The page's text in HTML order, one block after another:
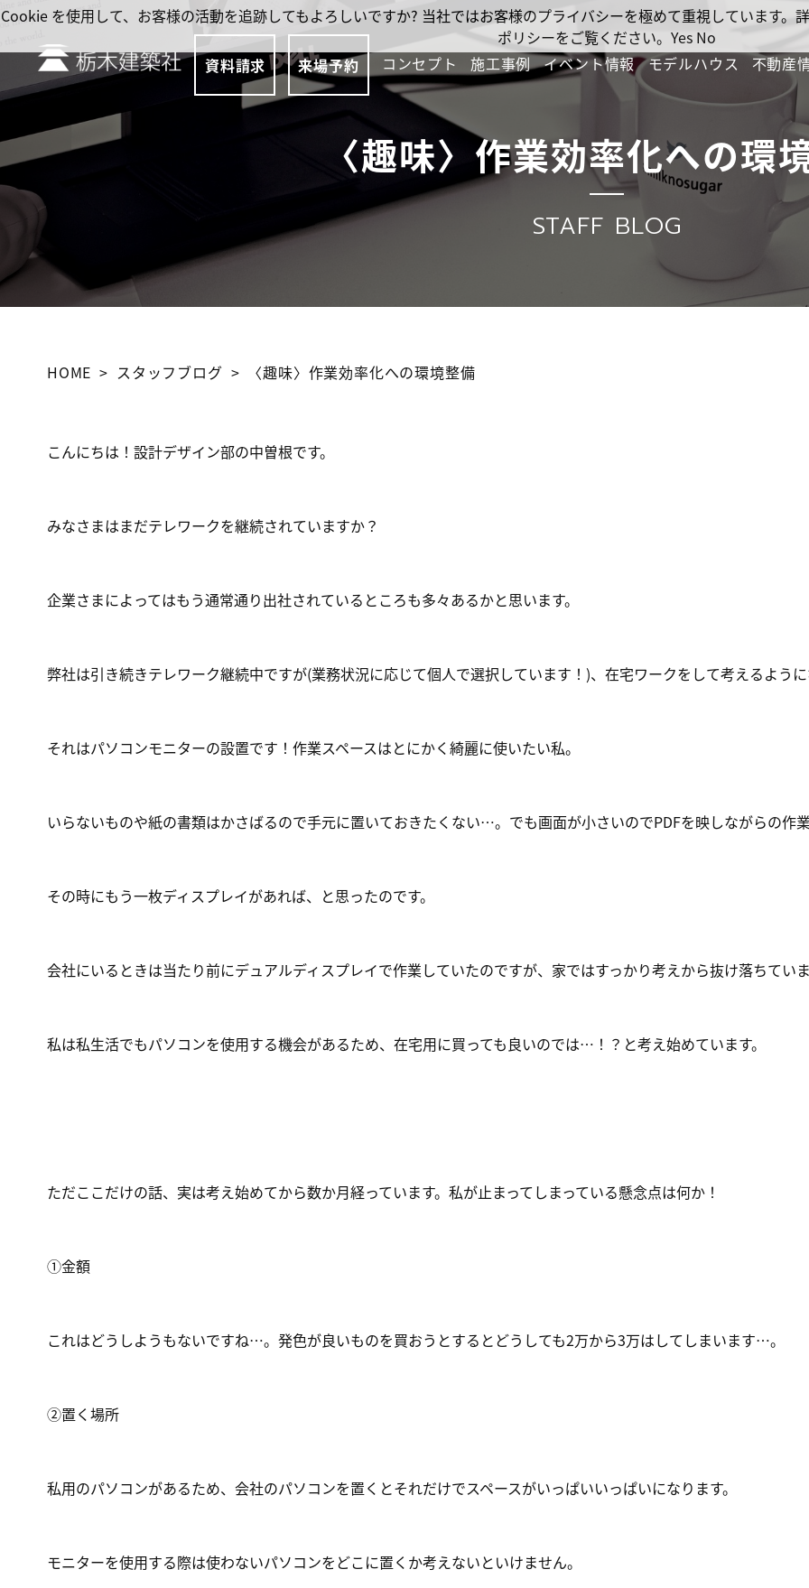
資料請求 来場予約 コンセプト 施工事例 イベント情報 モデルハウス 不動産
〈趣味〉作業効率化への環
STAFF BLOG
HOME スタッフブログ 〈趣味〉作業効率化への環境整備
こんにちは！設計デザイン部の中曽根です。
みなさまはまだテレワークを継続されていますか？
企業さまによってはもう通常通り出社されているところも多々あるかと思います。
弊社は引き続きテレワーク継続中ですが(業務状況に応じて個人で選択しています！)、在宅ワークをして考えるように
それはパソコンモニターの設置です！作業スペースはとにかく綺麗に使いたい私。
いらないものや紙の書類はかさばるので手元に置いておきたくない…。でも画面が小さいのでPDFを映しながらの作
その時にもう一枚ディスプレイがあれば、と思ったのです。
会社にいるときは当たり前にデュアルディスプレイで作業していたのですが、家ではすっかり考えから抜け落ちていま
私は私生活でもパソコンを使用する機会があるため、在宅用に買っても良いのでは…！？と考え始めています。
ただここだけの話、実は考え始めてから数か月経っています。私が止まってしまっている懸念点は何か！
①金額
これはどうしようもないですね…。発色が良いものを買おうとするとどうしても2万から3万はしてしまいます…。
②置く場所
私用のパソコンがあるため、会社のパソコンを置くとそれだけでスペースがいっぱいいっぱいになります。
モニターを使用する際は使わないパソコンをどこに置くか考えないといけません。
Cookie を使用して、お客様の活動を追跡してもよろしいですか? 当社ではお客様のプライバシーを極めて重視しています
ポリシーをご覧ください。 Yes No